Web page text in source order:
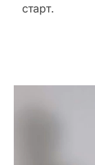
старт.